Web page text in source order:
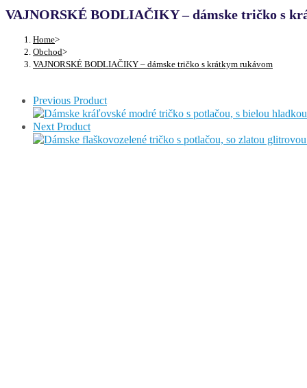
VAJNORSKÉ BODLIAČIKY – dámske tričko s
Home>
Obchod>
VAJNORSKÉ BODLIAČIKY – dámske tričko s krátkym rukávom
Previous Product
Next Product